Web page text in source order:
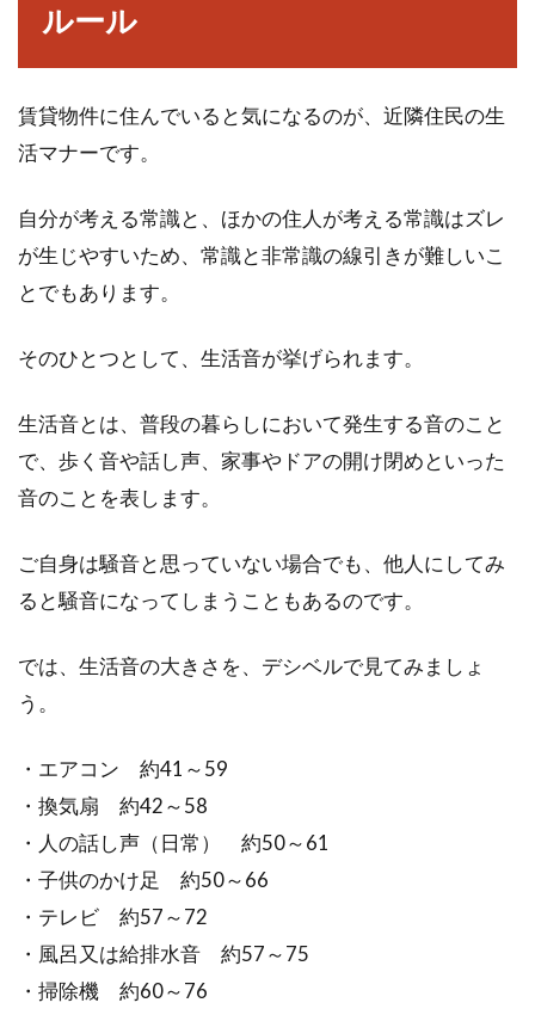
ルール
賃貸物件に住んでいると気になるのが、近隣住民の生
活マナーです。
自分が考える常識と、ほかの住人が考える常識はズレ
が生じやすいため、常識と非常識の線引きが難しいこ
とでもあります。
そのひとつとして、生活音が挙げられます。
生活音とは、普段の暮らしにおいて発生する音のこと
で、歩く音や話し声、家事やドアの開け閉めといった
音のことを表します。
ご自身は騒音と思っていない場合でも、他人にしてみ
ると騒音になってしまうこともあるのです。
では、生活音の大きさを、デシベルで見てみましょ
う。
・エアコン 約41～59
・換気扇 約42～58
・人の話し声（日常） 約50～61
・子供のかけ足 約50～66
・テレビ 約57～72
・風呂又は給排水音 約57～75
・掃除機 約60～76